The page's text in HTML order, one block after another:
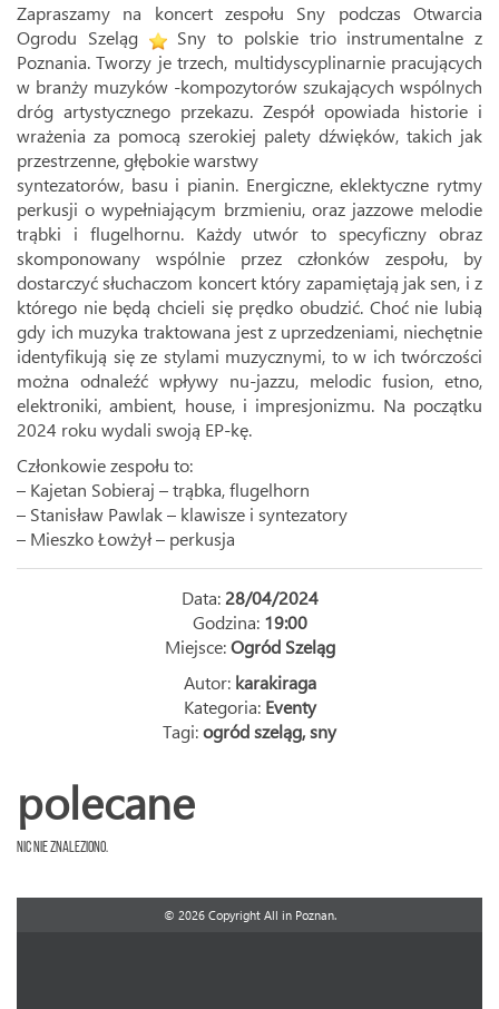
Zapraszamy na koncert zespołu Sny podczas Otwarcia
Ogrodu Szeląg
Sny to polskie trio instrumentalne z
Poznania. Tworzy je trzech, multidyscyplinarnie pracujących
w branży muzyków -kompozytorów szukających wspólnych
dróg artystycznego przekazu. Zespół opowiada historie i
wrażenia za pomocą szerokiej palety dźwięków, takich jak
przestrzenne, głębokie warstwy
syntezatorów, basu i pianin. Energiczne, eklektyczne rytmy
perkusji o wypełniającym brzmieniu, oraz jazzowe melodie
trąbki i flugelhornu. Każdy utwór to specyficzny obraz
skomponowany wspólnie przez członków zespołu, by
dostarczyć słuchaczom koncert który zapamiętają jak sen, i z
którego nie będą chcieli się prędko obudzić. Choć nie lubią
gdy ich muzyka traktowana jest z uprzedzeniami, niechętnie
identyfikują się ze stylami muzycznymi, to w ich twórczości
można odnaleźć wpływy nu-jazzu, melodic fusion, etno,
elektroniki, ambient, house, i impresjonizmu. Na początku
2024 roku wydali swoją EP-kę.
Członkowie zespołu to:
– Kajetan Sobieraj – trąbka, flugelhorn
– Stanisław Pawlak – klawisze i syntezatory
– Mieszko Łowżył – perkusja
Data: 28/04/2024
Godzina: 19:00
Miejsce:Ogród Szeląg
Autor: karakiraga
Kategoria: Eventy
Tagi:ogród szeląg,sny
polecane
Nic nie znaleziono.
© 2026 Copyright All in Poznan.